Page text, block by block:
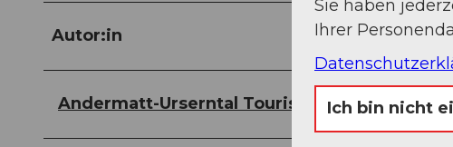
Autor:in
Andermatt-Urserntal Tourismus GmbH
Sie haben
Ihrer
Ich bin nicht